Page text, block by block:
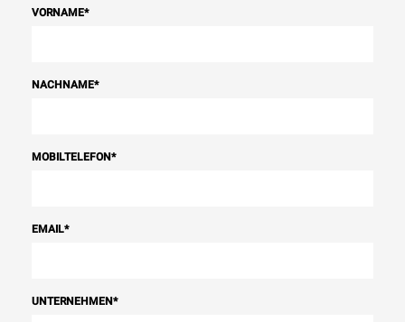
VORNAME*
NACHNAME*
MOBILTELEFON*
EMAIL*
UNTERNEHMEN*